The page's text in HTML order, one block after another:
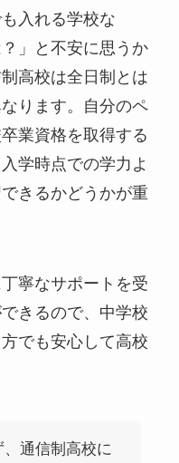
入れる学校な
」と不安に思うか
高校は全日制とは
ります。自分のペ
業資格を取得する
学時点での学力よ
きるかどうかが重
寧なサポートを受
きるので、中学校
でも安心して高校
通信制高校に